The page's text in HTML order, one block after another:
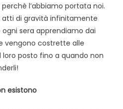
l’abbiamo portata noi.
atti di gravità infinitamente
sera apprendiamo dai
vengono costrette alle
loro posto fino a quando non
esistono